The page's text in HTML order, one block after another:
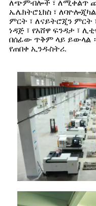
ለጭምብሎች ፣ ለሚቀልጥ
ኤሌክትሮኒክስ ፣
ምርት ፣ ለናይትሮጂን ምርት
ነዳጅ ፣ የአሸዋ ፍንዳታ ፣
በሰፊው ጥቅም ላይ ይውላል
የጠበቀ ኢንዱስትሪ.